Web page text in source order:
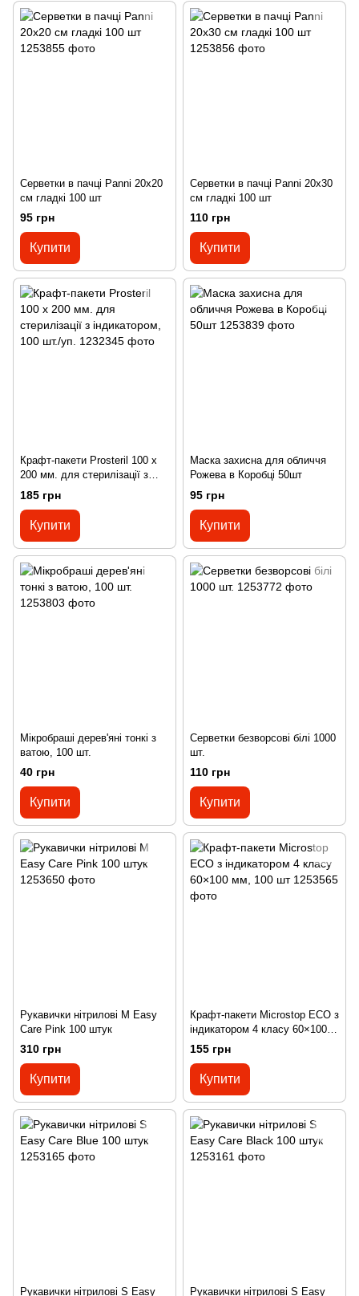
Серветки в пачці Panni 20x20
см гладкі 100 шт
95 грн
Купити
Серветки в пачці Panni 20x30
см гладкі 100 шт
110 грн
Купити
Крафт-пакети Prosteril 100 x
200 мм. для стерилізації з
індикатором, 100 шт./уп.
185 грн
Купити
Маска захисна для обличчя
Рожева в Коробці 50шт
95 грн
Купити
Мікробраші дерев'яні тонкі з
ватою, 100 шт.
40 грн
Купити
Серветки безворсові білі 1000
шт.
110 грн
Купити
Рукавички нітрилові М Easy
Care Pink 100 штук
310 грн
Купити
Крафт-пакети Microstop ЕСО з
індикатором 4 класу 60×100
мм, 100 шт
155 грн
Купити
Рукавички нітрилові S Easy Рукавички нітрилові S Easy